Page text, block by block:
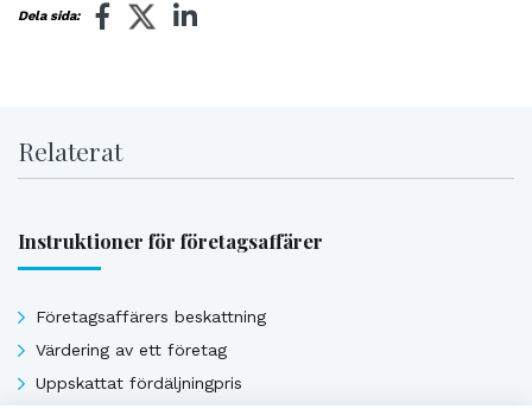
Dela sida:
Relaterat
Instruktioner för företagsaffärer
Företagsaffärers beskattning
Värdering av ett företag
Uppskattat fördäljningpris